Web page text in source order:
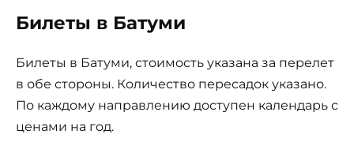
Билеты в Батуми
Билеты в Батуми, стоимость указана за перелет
в обе стороны. Количество пересадок указано.
По каждому направлению доступен календарь с
ценами на год.